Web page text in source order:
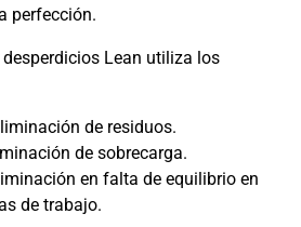
perfección.
Lean utiliza los
de residuos.
de sobrecarga.
en falta de equilibrio en
de trabajo.